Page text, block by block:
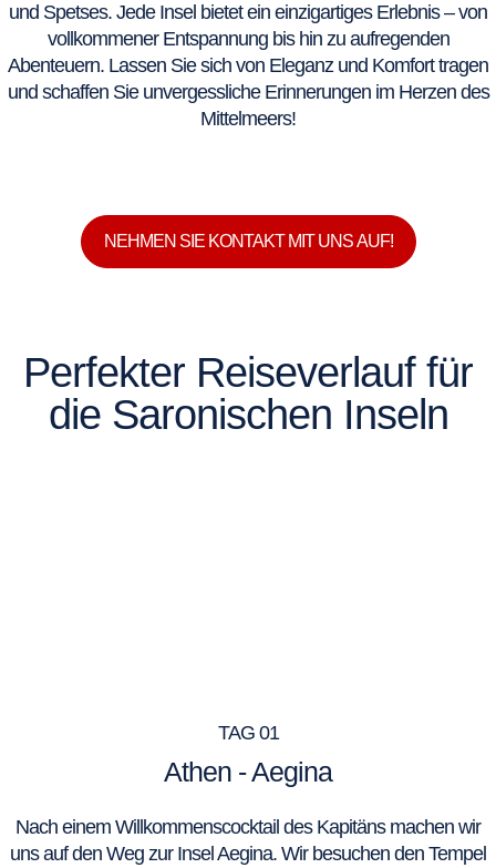
und Spetses. Jede Insel bietet ein einzigartiges Erlebnis – von
vollkommener Entspannung bis hin zu aufregenden
Abenteuern. Lassen Sie sich von Eleganz und Komfort tragen
und schaffen Sie unvergessliche Erinnerungen im Herzen des
Mittelmeers!
NEHMEN SIE KONTAKT MIT UNS AUF!
Perfekter Reiseverlauf für
die Saronischen Inseln
TAG 01
Athen - Aegina
Nach einem Willkommenscocktail des Kapitäns machen wir
uns auf den Weg zur Insel Aegina. Wir besuchen den Tempel